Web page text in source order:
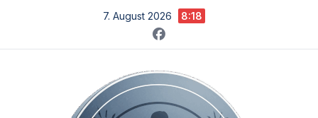
springen
7. August 2026 8:18